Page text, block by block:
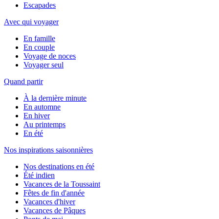
Escapades
Avec qui voyager
En famille
En couple
Voyage de noces
Voyager seul
Quand partir
À la dernière minute
En automne
En hiver
Au printemps
En été
Nos inspirations saisonnières
Nos destinations en été
Été indien
Vacances de la Toussaint
Fêtes de fin d'année
Vacances d'hiver
Vacances de Pâques